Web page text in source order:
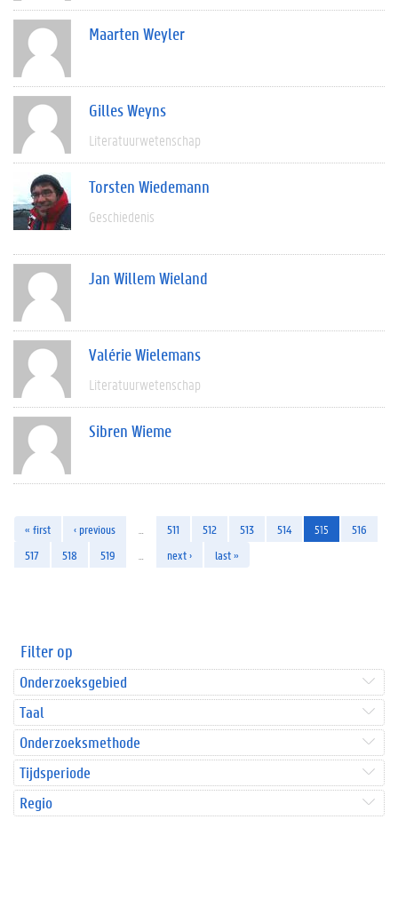
Maarten Weyler
Gilles Weyns
Literatuurwetenschap
Torsten Wiedemann
Geschiedenis
Jan Willem Wieland
Valérie Wielemans
Literatuurwetenschap
Sibren Wieme
« first ‹ previous 511 512 513 514 515
516
517
518 519 next › last »
Filter op
Onderzoeksgebied
Taal
Onderzoeksmethode
Tijdsperiode
Regio